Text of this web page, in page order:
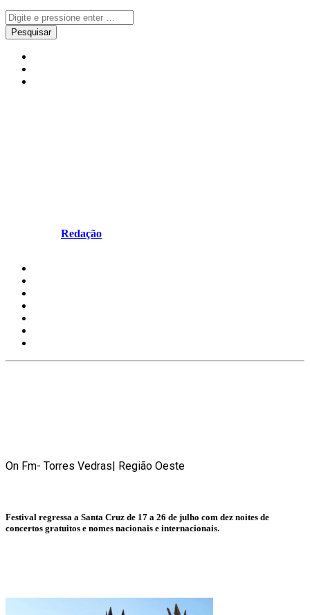
Redação
On Fm- Torres Vedras| Região Oeste
Festival regressa a Santa Cruz de 17 a 26 de julho com dez noites de
concertos gratuitos e nomes nacionais e internacionais.